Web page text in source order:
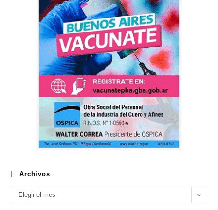
Archivos
Archivos
Elegir el mes